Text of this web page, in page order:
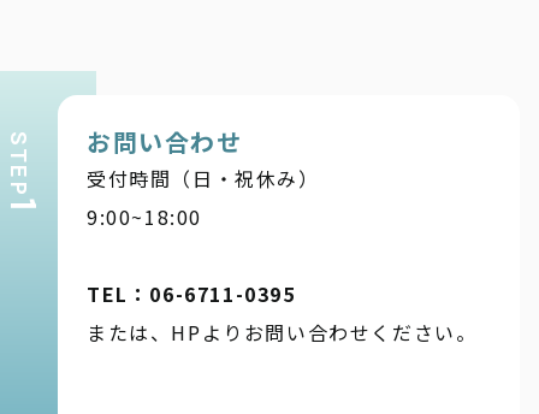
STEP
1
お問い合わせ
受付時間（日・祝休み）
9:00~18:00
TEL：06-6711-0395
または、HPよりお問い合わせください。